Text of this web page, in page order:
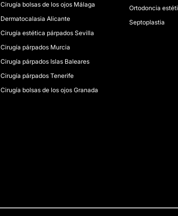
Cirugía bolsas de los ojos Málaga
Dermatocalasia Alicante
Cirugía estética párpados Sevilla
Cirugía párpados Murcia
Cirugía párpados Islas Baleares
Cirugía párpados Tenerife
Cirugía bolsas de los ojos Granada
Ortodoncia
Septoplastia